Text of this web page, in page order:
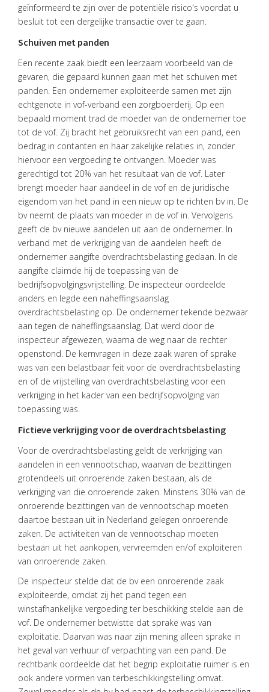
HOME
OVER
VISIE
ONS
TEAM
CONTACT
geïnformeerd te zijn over de potentiële risico's voordat u
besluit tot een dergelijke transactie over te gaan.
Schuiven met panden
Een recente zaak biedt een leerzaam voorbeeld van de
gevaren, die gepaard kunnen gaan met het schuiven met
panden. Een ondernemer exploiteerde samen met zijn
echtgenote in vof-verband een zorgboerderij. Op een
bepaald moment trad de moeder van de ondernemer toe
tot de vof. Zij bracht het gebruiksrecht van een pand, een
bedrag in contanten en haar zakelijke relaties in, zonder
hiervoor een vergoeding te ontvangen. Moeder was
gerechtigd tot 20% van het resultaat van de vof. Later
brengt moeder haar aandeel in de vof en de juridische
eigendom van het pand in een nieuw op te richten bv in. De
bv neemt de plaats van moeder in de vof in. Vervolgens
geeft de bv nieuwe aandelen uit aan de ondernemer. In
verband met de verkrijging van de aandelen heeft de
ondernemer aangifte overdrachtsbelasting gedaan. In de
aangifte claimde hij de toepassing van de
bedrijfsopvolgingsvrijstelling. De inspecteur oordeelde
anders en legde een naheffingsaanslag
overdrachtsbelasting op. De ondernemer tekende bezwaar
aan tegen de naheffingsaanslag. Dat werd door de
inspecteur afgewezen, waarna de weg naar de rechter
openstond. De kernvragen in deze zaak waren of sprake
was van een belastbaar feit voor de overdrachtsbelasting
en of de vrijstelling van overdrachtsbelasting voor een
verkrijging in het kader van een bedrijfsopvolging van
toepassing was.
Fictieve verkrijging voor de overdrachtsbelasting
Voor de overdrachtsbelasting geldt de verkrijging van
aandelen in een vennootschap, waarvan de bezittingen
grotendeels uit onroerende zaken bestaan, als de
verkrijging van die onroerende zaken. Minstens 30% van de
onroerende bezittingen van de vennootschap moeten
daartoe bestaan uit in Nederland gelegen onroerende
zaken. De activiteiten van de vennootschap moeten
bestaan uit het aankopen, vervreemden en/of exploiteren
van onroerende zaken.
De inspecteur stelde dat de bv een onroerende zaak
exploiteerde, omdat zij het pand tegen een
winstafhankelijke vergoeding ter beschikking stelde aan de
vof. De ondernemer betwistte dat sprake was van
exploitatie. Daarvan was naar zijn mening alleen sprake in
het geval van verhuur of verpachting van een pand. De
rechtbank oordeelde dat het begrip exploitatie ruimer is en
ook andere vormen van terbeschikkingstelling omvat.